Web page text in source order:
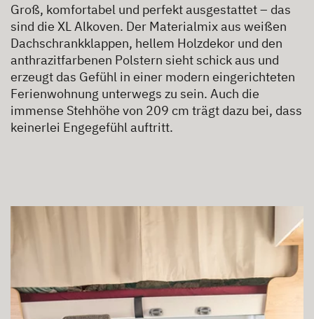
Groß, komfortabel und perfekt ausgestattet – das
sind die XL Alkoven. Der Materialmix aus weißen
Dachschrankklappen, hellem Holzdekor und den
anthrazitfarbenen Polstern sieht schick aus und
erzeugt das Gefühl in einer modern eingerichteten
Ferienwohnung unterwegs zu sein. Auch die
immense Stehhöhe von 209 cm trägt dazu bei, dass
keinerlei Engegefühl auftritt.